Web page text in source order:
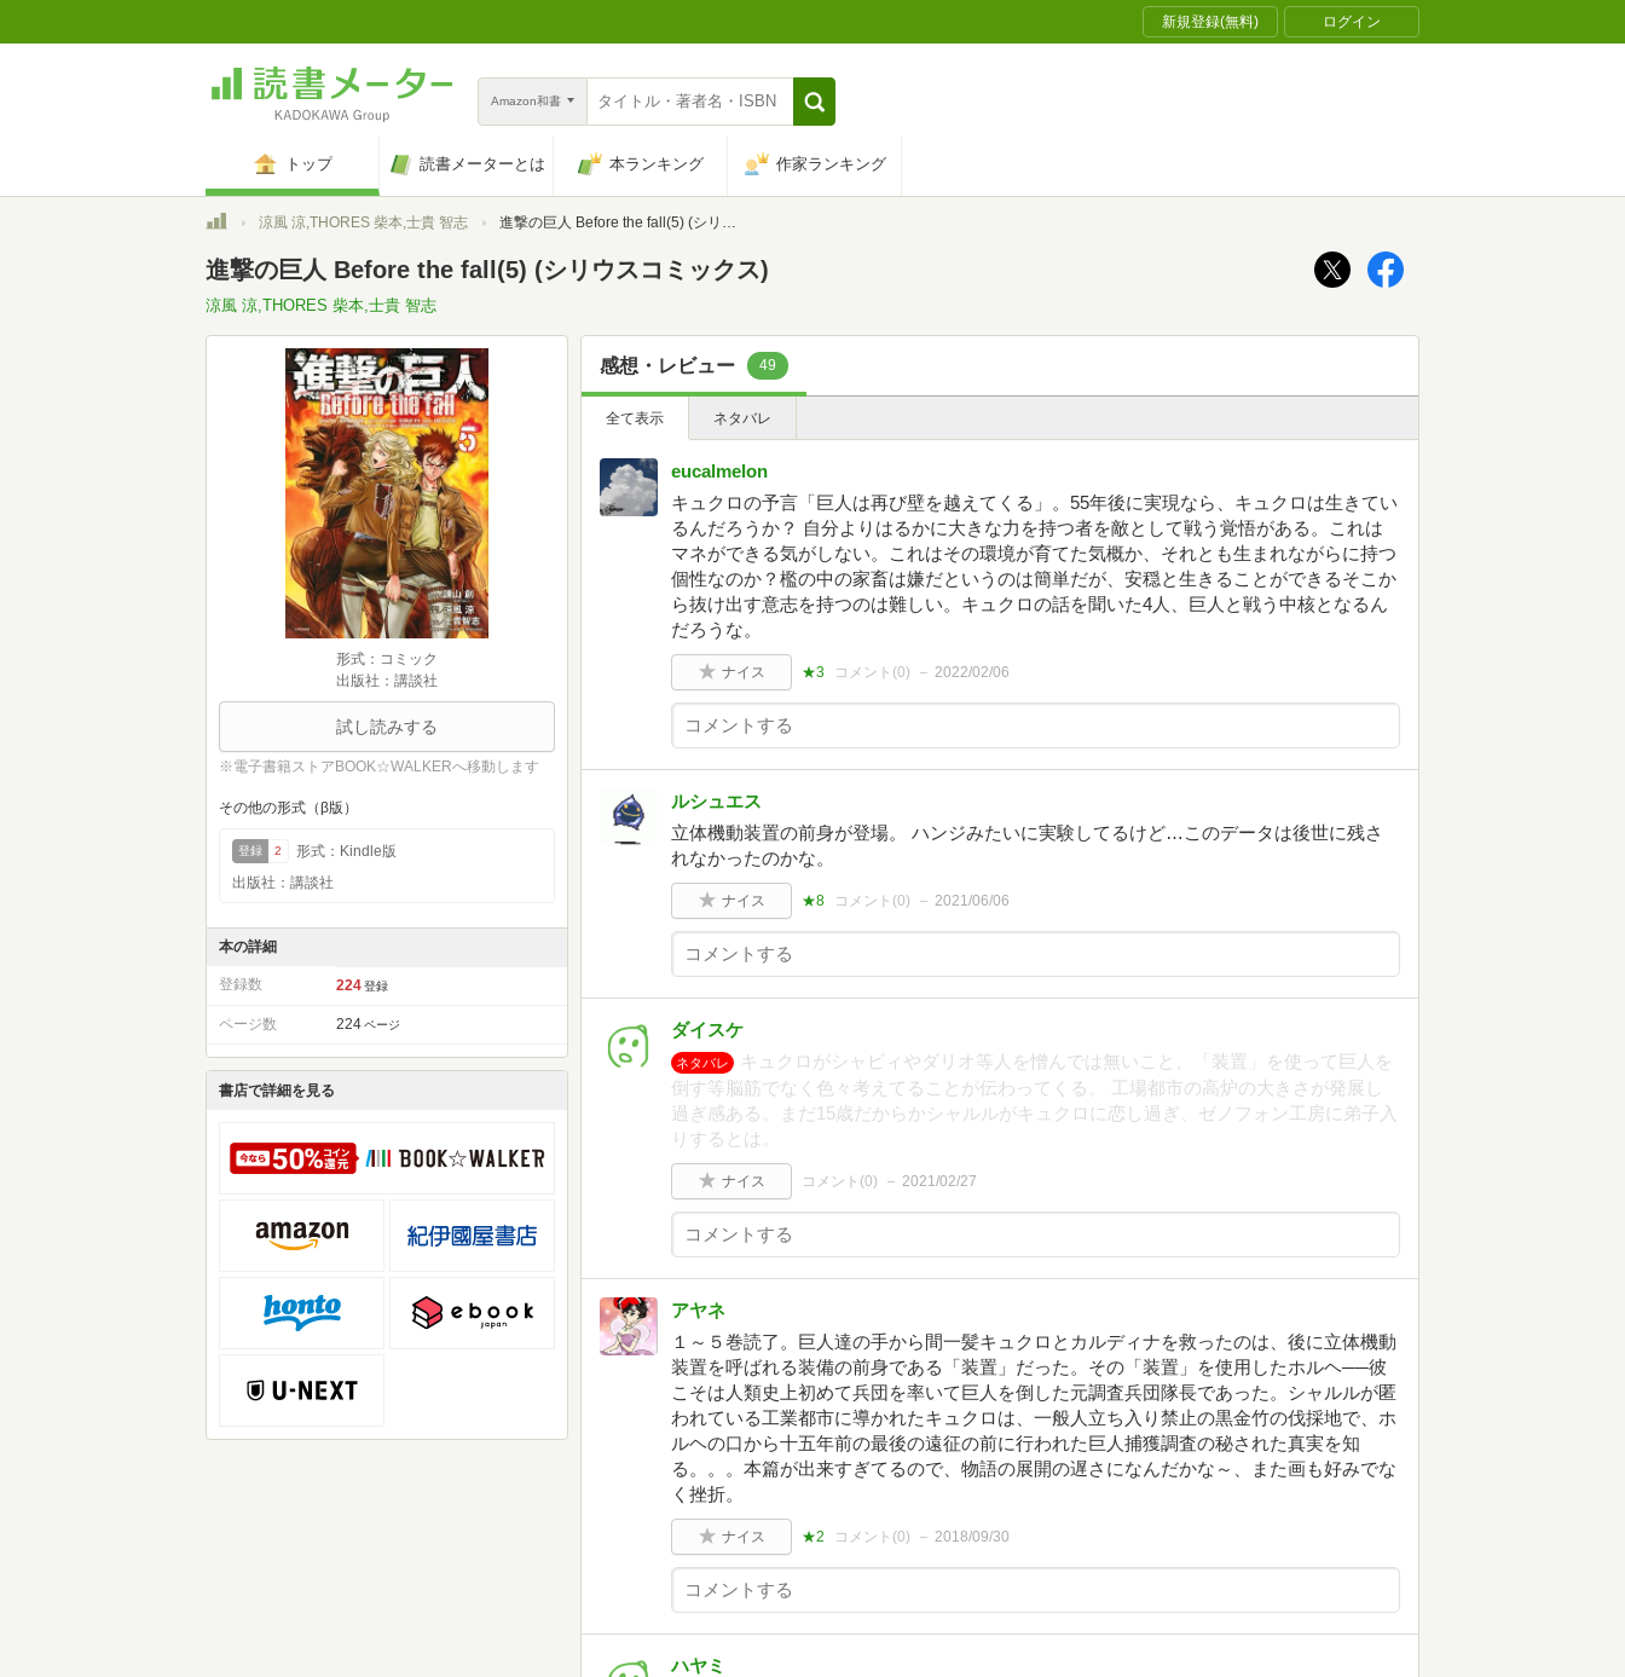
新規登録(無料) ログイン
Amazon和書
トップ 読書メーターとは 本ランキング 作家ランキング
トップ涼風 涼,THORES 柴本,士貴 智志 進撃の巨人 Before the fall(5) (シリウスコミックス)
進撃の巨人 Before the fall(5) (シリウスコミックス)
涼風 涼,THORES 柴本,士貴 智志
形式：コミック
出版社：講談社
試し読みする
※電子書籍ストアBOOK☆WALKERへ移動します
その他の形式（β版）
登録 2
形式：Kindle版
出版社：講談社
本の詳細
登録数 224 登録
ページ数 224 ページ
書店で詳細を見る
感想・レビュー 49
全て表示 ネタバレ
eucalmelon
キュクロの予言「巨人は再び壁を越えてくる」。55年後に実現なら、キュクロは生きてい
るんだろうか？ 自分よりはるかに大きな力を持つ者を敵として戦う覚悟がある。これは
マネができる気がしない。これはその環境が育てた気概か、それとも生まれながらに持つ
個性なのか？檻の中の家畜は嫌だというのは簡単だが、安穏と生きることができるそこか
ら抜け出す意志を持つのは難しい。キュクロの話を聞いた4人、巨人と戦う中核となるん
だろうな。
ナイス ★3 コメント(0) 2022/02/06
ルシュエス
立体機動装置の前身が登場。 ハンジみたいに実験してるけど…このデータは後世に残さ
れなかったのかな。
ナイス ★8 コメント(0) 2021/06/06
ダイスケ
ネタバレ
キュクロがシャビィやダリオ等人を憎んでは無いこと、「装置」を使って巨人を
倒す等脳筋でなく色々考えてることが伝わってくる。 工場都市の高炉の大きさが発展し
過ぎ感ある。まだ15歳だからかシャルルがキュクロに恋し過ぎ、ゼノフォン工房に弟子入
りするとは。
ナイス コメント(0) 2021/02/27
アヤネ
１～５巻読了。巨人達の手から間一髪キュクロとカルディナを救ったのは、後に立体機動
装置を呼ばれる装備の前身である「装置」だった。その「装置」を使用したホルヘ──彼
こそは人類史上初めて兵団を率いて巨人を倒した元調査兵団隊長であった。シャルルが匿
われている工業都市に導かれたキュクロは、一般人立ち入り禁止の黒金竹の伐採地で、ホ
ルヘの口から十五年前の最後の遠征の前に行われた巨人捕獲調査の秘された真実を知
る。。。本篇が出来すぎてるので、物語の展開の遅さになんだかな～、また画も好みでな
く挫折。
ナイス ★2 コメント(0) 2018/09/30
ハヤミ